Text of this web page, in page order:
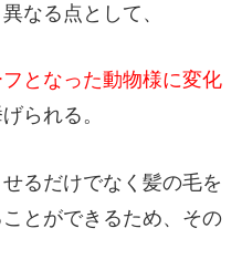
なる点として、
となった動物様に変化
げられる。
るだけでなく髪の毛を
とができるため、その